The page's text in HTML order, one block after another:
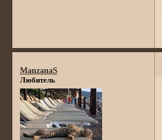
ManzanaS
Любитель